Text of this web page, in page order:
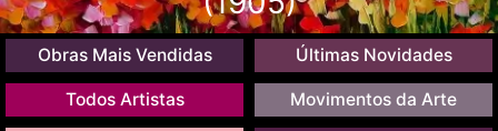
Obras Mais Vendidas Últimas Novidades
Todos Artistas Movimentos da Arte